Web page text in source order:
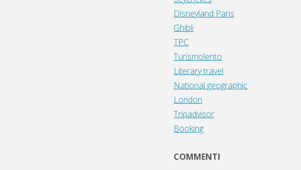
Disneyland Paris
Ghibli
TPC
Turismolento
Literary travel
National geographic
London
Tripadvisor
Booking
COMMENTI